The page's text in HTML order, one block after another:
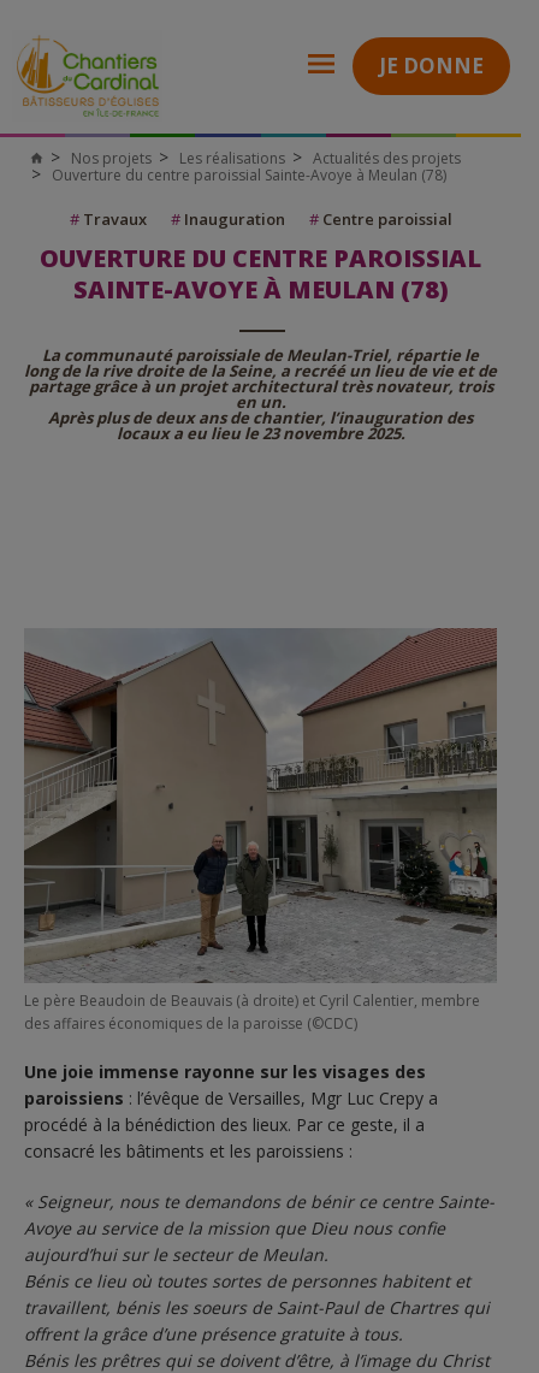
JE DONNE
Nos projets Les réalisations
Actualités des projets
Ouverture du centre paroissial Sainte-Avoye à Meulan (78)
#Travaux #Inauguration #Centre paroissial
OUVERTURE DU CENTRE PAROISSIAL
SAINTE-AVOYE À MEULAN (78)
La communauté paroissiale de Meulan-Triel, répartie le
long de la rive droite de la Seine, a recréé un lieu de vie et de
partage grâce à un projet architectural très novateur, trois
en un.
Après plus de deux ans de chantier, l’inauguration des
locaux a eu lieu le 23 novembre 2025.
Le père Beaudoin de Beauvais (à droite) et Cyril Calentier, membre
des affaires économiques de la paroisse (©CDC)
Une joie immense rayonne sur les visages des
paroissiens : l’évêque de Versailles, Mgr Luc Crepy a
procédé à la bénédiction des lieux. Par ce geste, il a
consacré les bâtiments et les paroissiens :
« Seigneur, nous te demandons de bénir ce centre Sainte-
Avoye au service de la mission que Dieu nous confie
aujourd’hui sur le secteur de Meulan.
Bénis ce lieu où toutes sortes de personnes habitent et
travaillent, bénis les soeurs de Saint-Paul de Chartres qui
offrent la grâce d’une présence gratuite à tous.
Bénis les prêtres qui se doivent d’être, à l’image du Christ